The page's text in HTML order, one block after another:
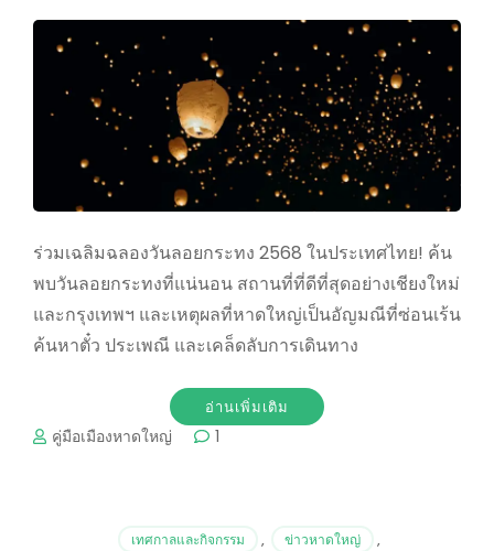
ร่วมเฉลิมฉลองวันลอยกระทง 2568 ในประเทศไทย! ค้น
พบวันลอยกระทงที่แน่นอน สถานที่ที่ดีที่สุดอย่างเชียงใหม่
และกรุงเทพฯ และเหตุผลที่หาดใหญ่เป็นอัญมณีที่ซ่อนเร้น
ค้นหาตั๋ว ประเพณี และเคล็ดลับการเดินทาง
อ่านเพิ่มเติม
คู่มือเมืองหาดใหญ่ 1
เทศกาลและกิจกรรม , ข่าวหาดใหญ่
,